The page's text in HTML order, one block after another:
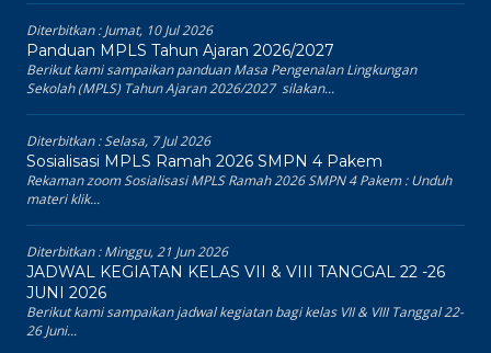
Diterbitkan :Jumat, 10 Jul 2026
Panduan MPLS Tahun Ajaran 2026/2027
Berikut kami sampaikan panduan Masa Pengenalan Lingkungan
Sekolah (MPLS) Tahun Ajaran 2026/2027 silakan...
Diterbitkan :Selasa, 7 Jul 2026
Sosialisasi MPLS Ramah 2026 SMPN 4 Pakem
Rekaman zoom Sosialisasi MPLS Ramah 2026 SMPN 4 Pakem : Unduh
materi klik...
Diterbitkan :Minggu, 21 Jun 2026
JADWAL KEGIATAN KELAS VII & VIII TANGGAL 22 -26
JUNI 2026
Berikut kami sampaikan jadwal kegiatan bagi kelas VII & VIII Tanggal 22-
26 Juni...